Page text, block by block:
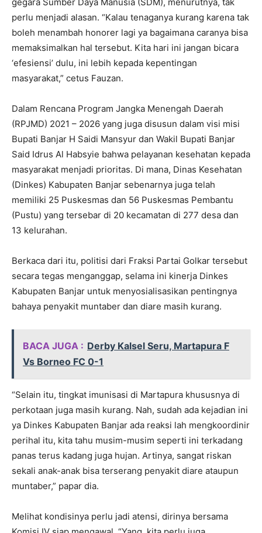
perlu menjadi alasan. “Kalau tenaganya kurang karena tak
boleh menambah honorer lagi ya bagaimana caranya bisa
memaksimalkan hal tersebut. Kita hari ini jangan bicara
‘efesiensi’ dulu, ini lebih kepada kepentingan
masyarakat,” cetus Fauzan.
Dalam Rencana Program Jangka Menengah Daerah
(RPJMD) 2021 – 2026 yang juga disusun dalam visi misi
Bupati Banjar H Saidi Mansyur dan Wakil Bupati Banjar
Said Idrus Al Habsyie bahwa pelayanan kesehatan kepada
masyarakat menjadi prioritas. Di mana, Dinas Kesehatan
(Dinkes) Kabupaten Banjar sebenarnya juga telah
memiliki 25 Puskesmas dan 56 Puskesmas Pembantu
(Pustu) yang tersebar di 20 kecamatan di 277 desa dan
13 kelurahan.
Berkaca dari itu, politisi dari Fraksi Partai Golkar tersebut
secara tegas menganggap, selama ini kinerja Dinkes
Kabupaten Banjar untuk menyosialisasikan pentingnya
bahaya penyakit muntaber dan diare masih kurang.
BACA JUGA : Derby Kalsel Seru, Martapura F
Vs Borneo FC 0-1
“Selain itu, tingkat imunisasi di Martapura khususnya di
perkotaan juga masih kurang. Nah, sudah ada kejadian ini
ya Dinkes Kabupaten Banjar ada reaksi lah mengkoordinir
perihal itu, kita tahu musim-musim seperti ini terkadang
panas terus kadang juga hujan. Artinya, sangat riskan
sekali anak-anak bisa terserang penyakit diare ataupun
muntaber,” papar dia.
Melihat kondisinya perlu jadi atensi, dirinya bersama